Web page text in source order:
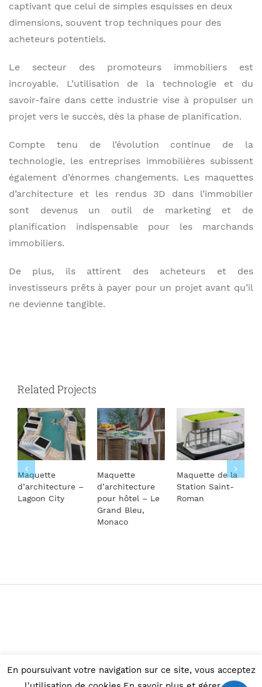
captivant que celui de simples esquisses en deux
dimensions, souvent trop techniques pour des
acheteurs potentiels.
Le secteur des promoteurs immobiliers est
incroyable. L’utilisation de la technologie et du
savoir-faire dans cette industrie vise à propulser un
projet vers le succès, dès la phase de planification.
Compte tenu de l’évolution continue de la
technologie, les entreprises immobilières subissent
également d’énormes changements. Les maquettes
d’architecture et les rendus 3D dans l’immobilier
sont devenus un outil de marketing et de
planification indispensable pour les marchands
immobiliers.
De plus, ils attirent des acheteurs et des
investisseurs prêts à payer pour un projet avant qu’il
ne devienne tangible.
Related Projects
Maquette
d’architecture –
Lagoon City
Maquette
d’architecture
pour hôtel – Le
Grand Bleu,
Monaco
Maquette de la
Station Saint-
Roman
© Copyright 2015 -2026 |Maquettes d'architecture
En poursuivant votre navigation sur ce site, vous acceptez